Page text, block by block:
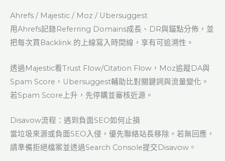
Ahrefs / Majestic / Moz / Ubersuggest
用Ahrefs記錄Referring Domains成長、DR與錨點分佈，並
把每次買Backlink 的上線寫入時間線，享有可追溯性。
透過Majestic看Trust Flow/Citation Flow，Moz追蹤DA與
Spam Score，Ubersuggest輔助比對關鍵詞與流量變化。
若Spam Score上升，先停購並審核近源。
Disavow流程：遇到負面SEO如何止損
當垃圾來源或負面SEO入侵，優先聯絡站長移除。若無回應，
請準備拒絕檔案並透過Search Console提交Disavow。